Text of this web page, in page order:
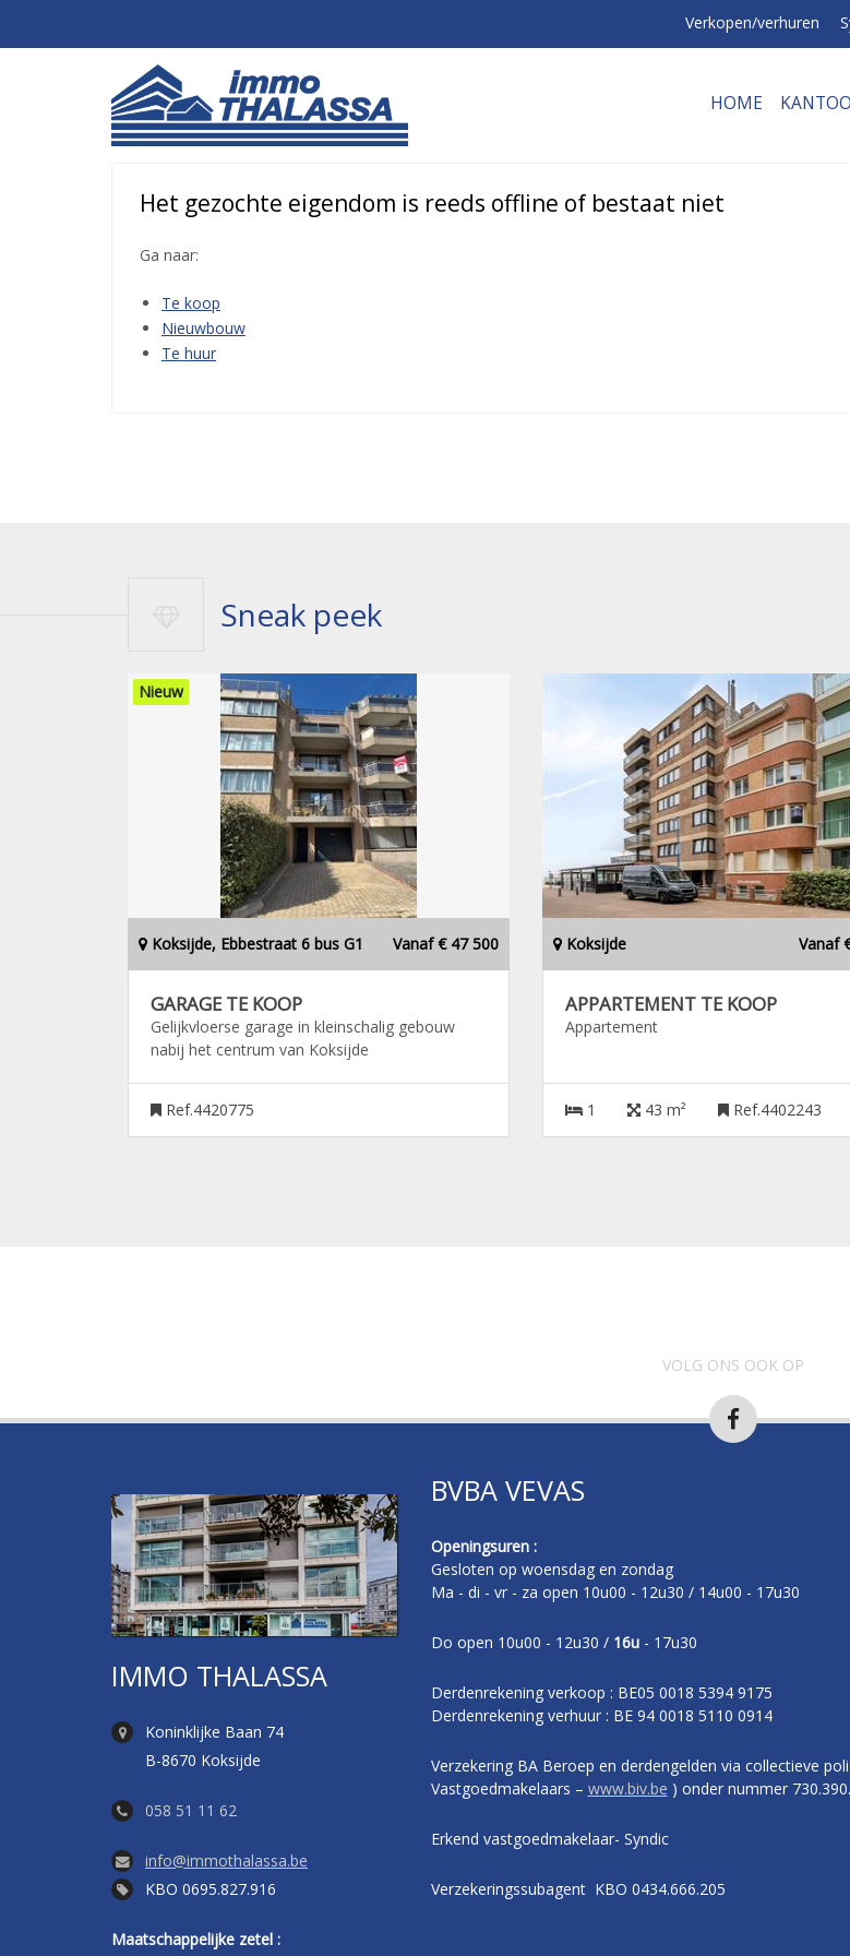
Verkopen/verhuren
HOME
Het gezochte eigendom is reeds offline of bestaat niet
Ga naar:
Te koop
Nieuwbouw
Te huur
Sneak peek
Nieuw
Koksijde, Ebbestraat 6 bus G1 Vanaf € 47 500
GARAGE TE KOOP
Gelijkvloerse garage in kleinschalig gebouw
nabij het centrum van Koksijde
Ref.4420775
Koksijde Vanaf
APPARTEMENT TE KOOP
Appartement
1 43 m² Ref.4402243
VOLG ONS OOK OP
IMMO THALASSA
Koninklijke Baan 74
B-8670 Koksijde
058 51 11 62
info@immothalassa.be
KBO 0695.827.916
Maatschappelijke zetel :
BVBA VEVAS
Openingsuren :
Gesloten op woensdag en zondag
Ma - di - vr - za open 10u00 - 12u30 / 14u00 - 17u30
Do open 10u00 - 12u30 / 16u - 17u30
Derdenrekening verkoop : BE05 0018 5394 9175
Derdenrekening verhuur : BE 94 0018 5110 0914
Verzekering BA Beroep en derdengelden via collectieve
Vastgoedmakelaars – www.biv.be ) onder nummer
Erkend vastgoedmakelaar- Syndic
Verzekeringssubagent KBO 0434.666.205